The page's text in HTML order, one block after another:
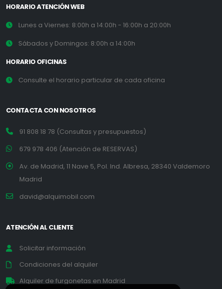
HORARIO ATENCIÓN WEB
Lunes a Viernes: 8:00h a 14:00h - 16:00h a 20:00h
Sábados y Domingos: 8:00h a 14:00h
HORARIO OFICINAS
Consulte el horario particular de cada oficina
CONTACTA CON NOSOTROS
91 808 18 78 (Consultas y presupuestos)
679 978 406 (Atención de RESERVAS)
Av. de Madrid, 11 Nave 5, Pol. Ind. Albresa, 28340 Valdemoro
Madrid
david@alquimobil.com
ATENCIÓN AL CLIENTE
Solicitar información
Condiciones del alquiler
Alquiler de furgonetas en Madrid